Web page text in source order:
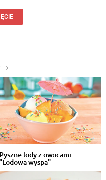
Pyszne lody z owocami
"Lodowa wyspa"